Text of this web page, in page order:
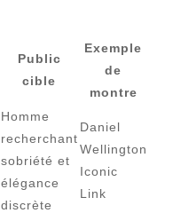
Public
cible
Exemple
de
montre
Homme
recherchant
sobriété et
élégance
discrète
Daniel
Wellington
Iconic
Link